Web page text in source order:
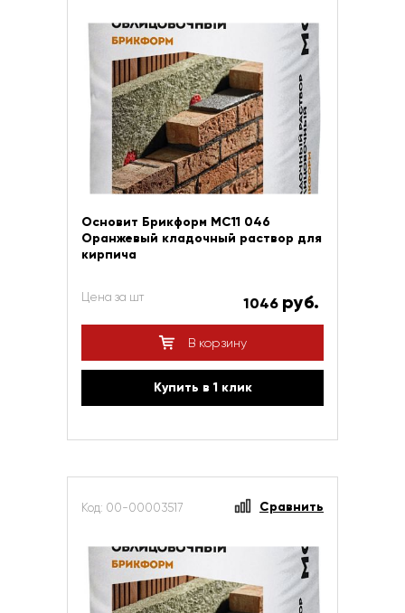
Основит Брикформ МС11 046
Оранжевый кладочный раствор для
кирпича
Цена за шт 1046 руб.
В корзину
Купить в 1 клик
Код: 00-00003517 Сравнить